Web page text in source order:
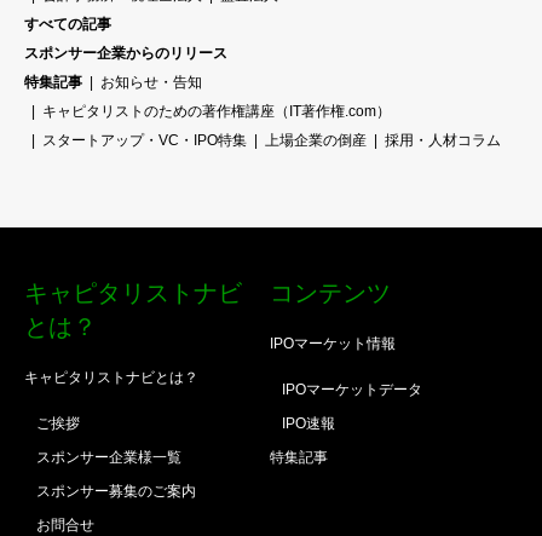
すべての記事
スポンサー企業からのリリース
特集記事
お知らせ・告知
キャピタリストのための著作権講座（IT著作権.com）
スタートアップ・VC・IPO特集
上場企業の倒産 採用・人材コラム
キャピタリストナビ
とは？
キャピタリストナビとは？
ご挨拶
スポンサー企業様一覧
スポンサー募集のご案内
お問合せ
コンテンツ
IPOマーケット情報
IPOマーケットデータ
IPO速報
特集記事